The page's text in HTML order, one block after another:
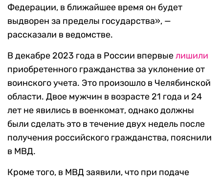
Федерации, в ближайшее время он будет
выдворен за пределы государства», —
рассказали в ведомстве.
В декабре 2023 года в России впервыелишили
приобретенного гражданства за уклонение от
воинского учета. Это произошло в Челябинской
области. Двое мужчин в возрасте 21 года и 24
лет не явились в военкомат, однако должны
были сделать это в течение двух недель после
получения российского гражданства, пояснили
в МВД.
Кроме того, в МВД заявили, что при подаче